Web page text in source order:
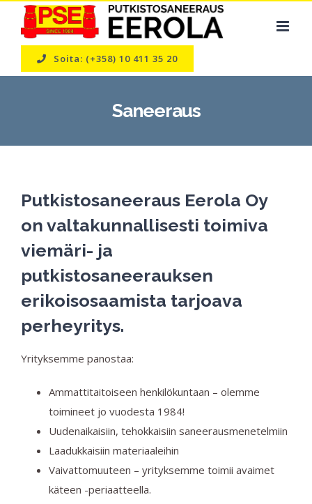
content
Soita: (+358) 10 411 35 20
Saneeraus
Putkistosaneeraus Eerola Oy
on valtakunnallisesti toimiva
viemäri- ja
putkistosaneerauksen
erikoisosaamista tarjoava
perheyritys.
Yrityksemme panostaa:
Ammattitaitoiseen henkilökuntaan – olemme
toimineet jo vuodesta 1984!
Uudenaikaisiin, tehokkaisiin saneerausmenetelmiin
Laadukkaisiin materiaaleihin
Vaivattomuuteen – yrityksemme toimii avaimet
käteen -periaatteella.